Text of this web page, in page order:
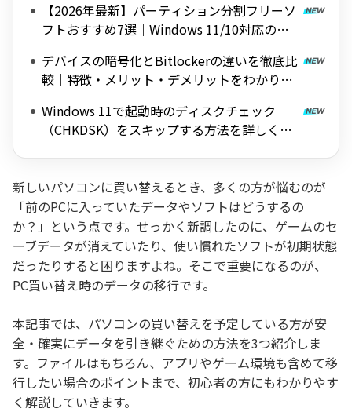
【2026年最新】パーティション分割フリーソ
フトおすすめ7選｜Windows 11/10対応の無
デバイスの暗号化とBitlockerの違いを徹底比
較｜特徴・メリット・デメリットをわかりや
Windows 11で起動時のディスクチェック
（CHKDSK）をスキップする方法を詳しく解
新しいパソコンに買い替えるとき、多くの方が悩むのが
「前のPCに入っていたデータやソフトはどうするの
か？」という点です。せっかく新調したのに、ゲームのセ
ーブデータが消えていたり、使い慣れたソフトが初期状態
だったりすると困りますよね。そこで重要になるのが、
PC買い替え時のデータの移行です。
本記事では、パソコンの買い替えを予定している方が安
全・確実にデータを引き継ぐための方法を3つ紹介しま
す。ファイルはもちろん、アプリやゲーム環境も含めて移
行したい場合のポイントまで、初心者の方にもわかりやす
く解説していきます。